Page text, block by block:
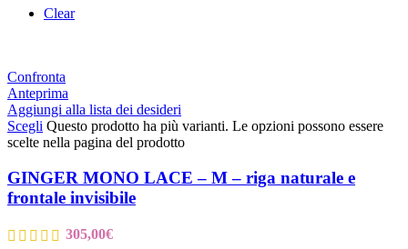
Clear
Confronta
Anteprima
Aggiungi alla lista dei desideri
Scegli Questo prodotto ha più varianti. Le opzioni possono essere
scelte nella pagina del prodotto
GINGER MONO LACE – M – riga naturale e
frontale invisibile
305,00€